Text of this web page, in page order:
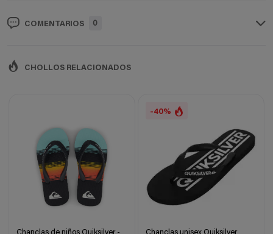
COMENTARIOS 0
CHOLLOS RELACIONADOS
Chanclas de niños Quiksilver -
-40%
Chanclas unisex Quiksilver